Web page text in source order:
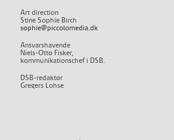
Art direction
Stine Sophie Birch
sophie@piccolomedia.dk
Ansvarshavende
Niels-Otto Fisker,
kommunikationschef i DSB.
DSB-redaktør
Gregers Lohse